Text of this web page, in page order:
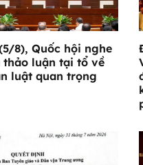
8), Quốc hội nghe
luận tại tổ về
luật quan trọng